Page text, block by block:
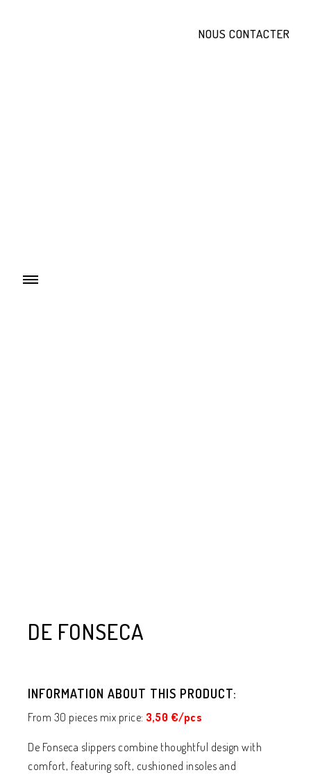
NOUS CONTACTER
DE FONSECA
INFORMATION ABOUT THIS PRODUCT:
From 30 pieces mix price: 3,50 €/pcs
De Fonseca slippers combine thoughtful design with
comfort, featuring soft, cushioned insoles and